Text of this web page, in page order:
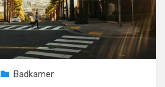
Badkamer